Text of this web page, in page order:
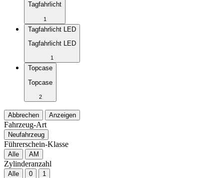
Tagfahrlicht
1
Tagfahrlicht LED
Tagfahrlicht LED
1
Topcase
Topcase
2
Abbrechen Anzeigen
Fahrzeug-Art
Neufahrzeug
Führerschein-Klasse
Alle AM
Zylinderanzahl
Alle 0 1